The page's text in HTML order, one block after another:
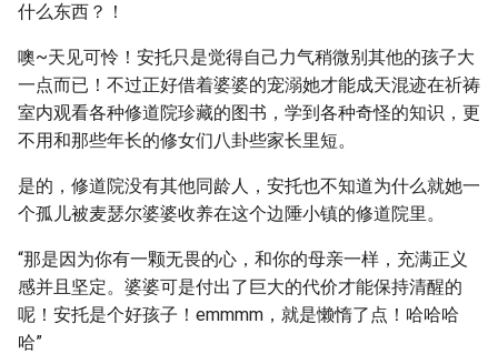
什么东西？！
噢~天见可怜！安托只是觉得自己力气稍微别其他的孩子大
一点而已！不过正好借着婆婆的宠溺她才能成天混迹在祈祷
室内观看各种修道院珍藏的图书，学到各种奇怪的知识，更
不用和那些年长的修女们八卦些家长里短。
是的，修道院没有其他同龄人，安托也不知道为什么就她一
个孤儿被麦瑟尔婆婆收养在这个边陲小镇的修道院里。
“那是因为你有一颗无畏的心，和你的母亲一样，充满正义
感并且坚定。婆婆可是付出了巨大的代价才能保持清醒的
呢！安托是个好孩子！emmmm，就是懒惰了点！哈哈哈
哈”